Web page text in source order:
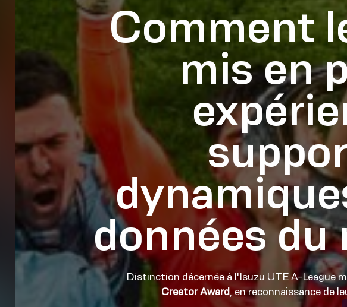
Comment
mis en
données
Distinction décernée à l'Isuzu UTE A-League
Creator Award, en reconnaissance de